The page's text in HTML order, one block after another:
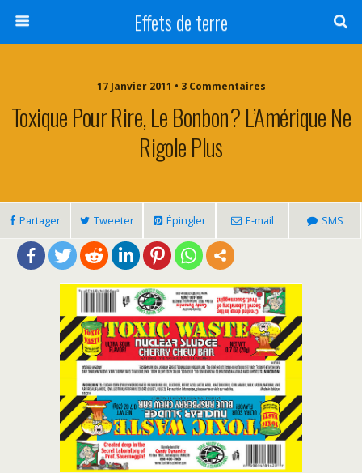
Effets de terre
17 Janvier 2011 • 3 Commentaires
Toxique Pour Rire, Le Bonbon? L’Amérique Ne
Rigole Plus
Partager Tweeter Épingler E-mail SMS